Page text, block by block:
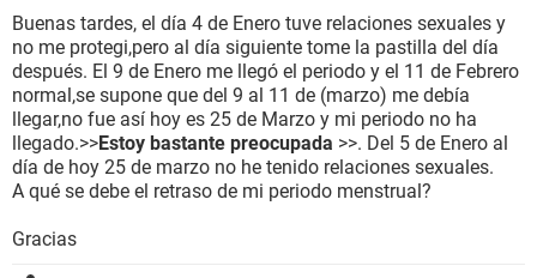
SEXUALIDAD
GLOSARIO
Buenas tardes, el día 4 de Enero tuve relaciones sexuales y
no me protegi,pero al día siguiente tome la pastilla del día
después. El 9 de Enero me llegó el periodo y el 11 de Febrero
normal,se supone que del 9 al 11 de (marzo) me debía
llegar,no fue así hoy es 25 de Marzo y mi periodo no ha
llegado.>>Estoy bastante preocupada >>. Del 5 de Enero al
día de hoy 25 de marzo no he tenido relaciones sexuales.
A qué se debe el retraso de mi periodo menstrual?
Gracias